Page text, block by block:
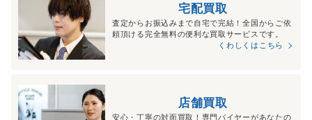
宅配買取
査定からお振込みまで自宅で完結！全国からご依
頼頂ける完全無料の便利な買取サービスです。
くわしくはこちら
店舗買取
安心・丁寧の対面買取！専門バイヤーがあなたの